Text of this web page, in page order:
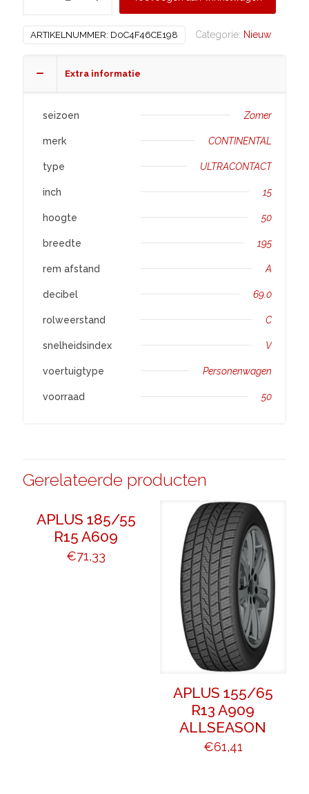
ULTRACONTACT
ARTIKELNUMMER: D0C4F46CE198 Categorie: Nieuw
Extra informatie
seizoen Zomer
merk CONTINENTAL
type ULTRACONTACT
inch 15
hoogte 50
breedte 195
rem afstand A
decibel 69.0
rolweerstand C
snelheidsindex V
voertuigtype Personenwagen
voorraad 50
Gerelateerde producten
APLUS 185/55
R15 A609
€71,33
APLUS 155/65
R13 A909
ALLSEASON
€61,41